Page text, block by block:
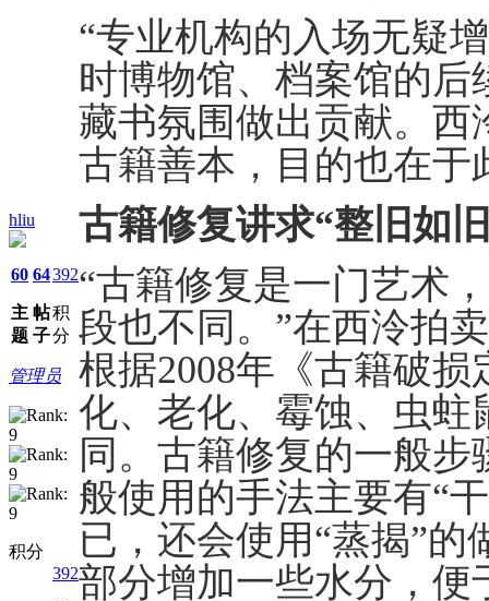
hliu
60
主
题
64
帖
子
392
积
分
管理员
积分
392
“专业机构的入场无疑
时博物馆、档案馆的
藏书氛围做出贡献。西
古籍善本，目的也在于
古籍修复讲求“整旧如
“古籍修复是一门艺术
段也不同。”在西泠拍
根据2008年《古籍破
化、老化、霉蚀、虫蛀
同。古籍修复的一般
般使用的手法主要有“
已，还会使用“蒸揭”
部分增加一些水分，便